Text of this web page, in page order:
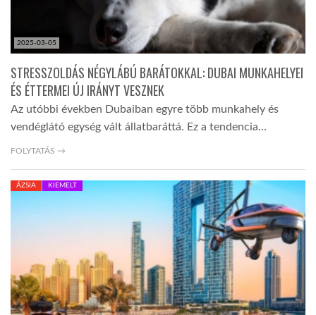
GLOBOTV BP
HÍR3D
GLOBOTV
2025-03-05
STRESSZOLDÁS NÉGYLÁBÚ BARÁTOKKAL: DUBAI MUNKAHELYEI
ÉS ÉTTERMEI ÚJ IRÁNYT VESZNEK
Az utóbbi években Dubaiban egyre több munkahely és
vendéglátó egység vált állatbaráttá. Ez a tendencia…
FOLYTATÁS →
ÁZSIA KIEMELT